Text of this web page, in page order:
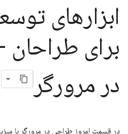
ابزارهای
برای
در مرورگر